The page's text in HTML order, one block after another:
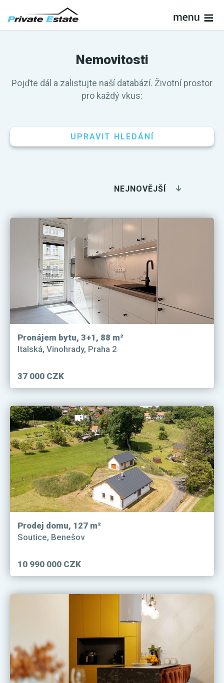
Nemovitosti
Pojďte dál a zalistujte naší databází. Životní prostor
pro každý vkus:
UPRAVIT HLEDÁNÍ
NEJNOVĚJŠÍ
Pronájem bytu, 3+1, 88 m²
Italská, Vinohrady, Praha 2
37 000 CZK
Prodej domu, 127 m²
Soutice, Benešov
10 990 000 CZK